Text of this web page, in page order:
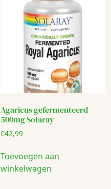
Agaricus gefermenteerd
500mg Solaray
€42,99
Toevoegen aan
winkelwagen